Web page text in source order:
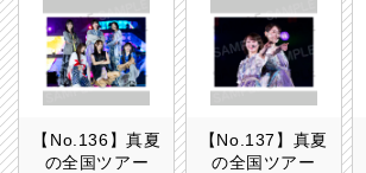
【No.136】真夏
の全国ツアー
【No.137】真夏
の全国ツアー